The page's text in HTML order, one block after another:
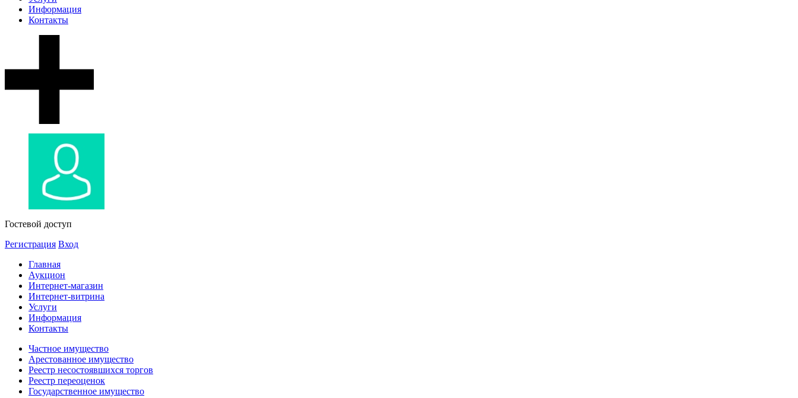
Информация
Контакты
Гостевой доступ
Регистрация Вход
Главная
Аукцион
Интернет-магазин
Интернет-витрина
Услуги
Информация
Контакты
Частное имущество
Арестованное имущество
Реестр несостоявшихся торгов
Реестр переоценок
Государственное имущество